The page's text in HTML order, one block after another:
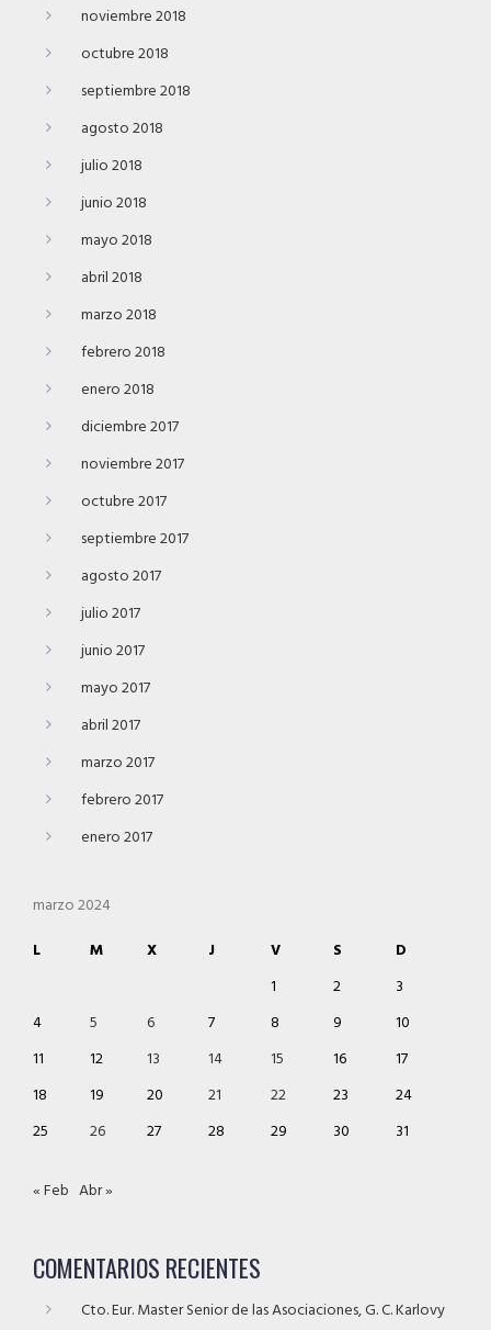
noviembre 2018
octubre 2018
septiembre 2018
agosto 2018
julio 2018
junio 2018
mayo 2018
abril 2018
marzo 2018
febrero 2018
enero 2018
diciembre 2017
noviembre 2017
octubre 2017
septiembre 2017
agosto 2017
julio 2017
junio 2017
mayo 2017
abril 2017
marzo 2017
febrero 2017
enero 2017
marzo 2024
L
M X J V S
D
1
2
3
4
5 6 7 8 9
10
11
12 13 14 15 16
17
18
19 20 21 22 23
24
25
26 27 28 29 30 31
« Feb Abr »
COMENTARIOS RECIENTES
Cto. Eur. Master Senior de las Asociaciones, G. C. Karlovy